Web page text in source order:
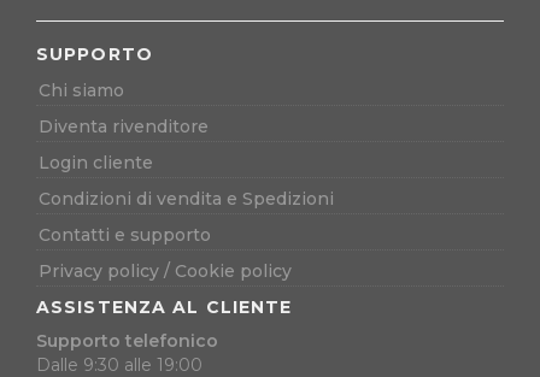
SUPPORTO
Chi siamo
Diventa rivenditore
Login cliente
Condizioni di vendita e Spedizioni
Contatti e supporto
Privacy policy / Cookie policy
ASSISTENZA AL CLIENTE
Supporto telefonico
Dalle 9:30 alle 19:00